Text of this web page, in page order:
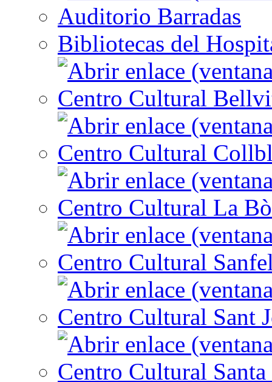
Auditorio Barradas
Bibliotecas del
Centro Cultural
Centro Cultural
Centro Cultural La
Centro Cultural
Centro Cultural Sant
Centro Cultural